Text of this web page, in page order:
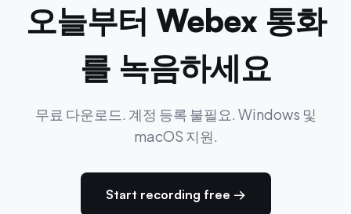
오늘부터 Webex 통화
를 녹음하세요
무료 다운로드. 계정 등록 불필요. Windows 및
macOS 지원.
Start recording free →